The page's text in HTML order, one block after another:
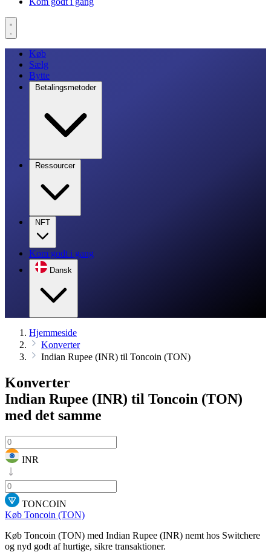
Køb
Sælg
Bytte
Betalingsmetoder
Ressourcer
NFT
Kom godt i gang
Dansk
Hjemmeside
Konverter
Indian Rupee (INR) til Toncoin (TON)
Konverter
Indian Rupee (INR) til Toncoin (TON)
med det samme
INR
TONCOIN
Køb Toncoin (TON)
Køb Toncoin (TON) med Indian Rupee (INR) nemt hos Switchere
og nyd godt af hurtige, sikre transaktioner.